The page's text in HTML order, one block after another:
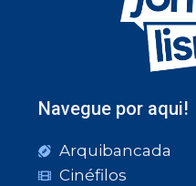
Navegue por aqui!
Arquibancada
Cinéfilos